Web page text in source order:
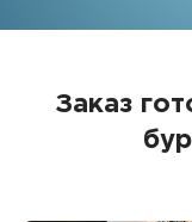
Заказ